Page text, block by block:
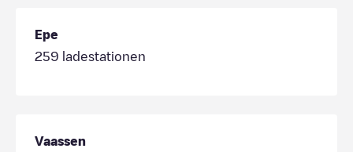
Epe
259 ladestationen
Vaassen